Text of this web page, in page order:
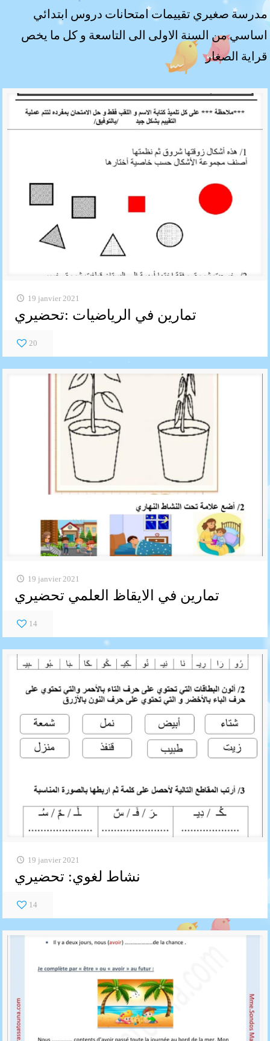
مدرسة صغيري تقييمات امتحانات دروس ابتدائي
اساسي من السنة الاولى الى التاسعة و كل ما يخص
قراية الصغار
19 janvier 2021
تمارين في الرياضيات :تحضيري
20
19 janvier 2021
تمارين في الايقاظ العلمي تحضيري
14
19 janvier 2021
نشاط لغوي: تحضيري
14